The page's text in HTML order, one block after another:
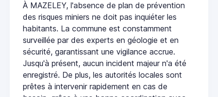
À MAZELEY, l'absence de plan de prévention
des risques miniers ne doit pas inquiéter les
habitants. La commune est constamment
surveillée par des experts en géologie et en
sécurité, garantissant une vigilance accrue.
Jusqu'à présent, aucun incident majeur n'a été
enregistré. De plus, les autorités locales sont
prêtes à intervenir rapidement en cas de